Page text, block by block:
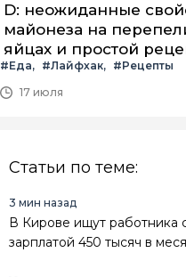
D: неожиданные
майонеза на
яйцах и простой
летнего салата с ним
#Еда #Лайфхак
#Рецепты
17 июля
Статьи по теме:
3 мин назад
В Кирове ищут работника
зарплатой 450 тысяч в